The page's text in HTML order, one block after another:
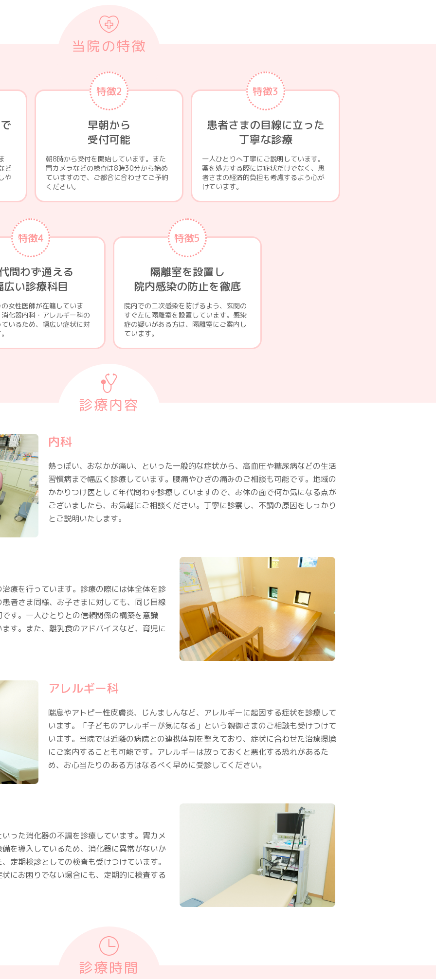
当院の特徴
ど
や
特徴2
早朝から
受付可能
朝8時から受付を開始しています。また
胃カメラなどの検査は8時30分から始め
ていますので、ご都合に合わせてご予約
ください。
特徴3
患者さまの目線に立った
丁寧な診療
一人ひとりへ丁寧にご説明しています。
薬を処方する際には症状だけでなく、患
者さまの経済的負担も考慮するよう心が
けています。
特徴4
問わず通える
広い診療科目
女性医師が在籍していま
化器内科・アレルギー科の
いるため、幅広い症状に対
特徴5
隔離室を設置し
院内感染の防止を徹底
院内での二次感染を防げるよう、玄関の
すぐ左に隔離室を設置しています。感染
症の疑いがある方は、隔離室にご案内し
ています。
診療内容
内科
熱っぽい、おなかが痛い、といった一般的な症状から、高血圧や糖尿病などの生活
習慣病まで幅広く診療しています。腰痛やひざの痛みのご相談も可能です。地域の
かかりつけ医として年代問わず診療していますので、お体の面で何か気になる点が
ございましたら、お気軽にご相談ください。丁寧に診察し、不調の原因をしっかり
とご説明いたします。
療を行っています。診療の際には体全体を診
者さま同様、お子さまに対しても、同じ目線
す。一人ひとりとの信頼関係の構築を意識
す。また、離乳食のアドバイスなど、育児に
アレルギー科
喘息やアトピー性皮膚炎、じんましんなど、アレルギーに起因する症状を診療して
います。「子どものアレルギーが気になる」という親御さまのご相談も受けつけて
います。当院では近隣の病院との連携体制を整えており、症状に合わせた治療環境
にご案内することも可能です。アレルギーは放っておくと悪化する恐れがあるた
め、お心当たりのある方はなるべく早めに受診してください。
った消化器の不調を診療しています。胃カメ
を導入しているため、消化器に異常がないか
定期検診としての検査も受けつけています。
にお困りでない場合にも、定期的に検査する
診療時間